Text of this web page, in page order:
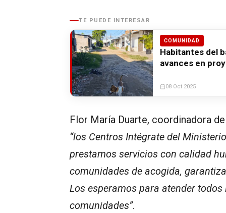
TE PUEDE INTERESAR
COMUNIDAD
Habitantes del
avances en
08 Oct 2025
Flor María Duarte, coordinadora
“los Centros Intégrate del
prestamos servicios con calidad
comunidades de acogida,
Los esperamos para atender
comunidades”.